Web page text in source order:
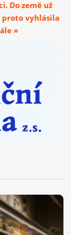
Do země už
proto vyhlásila
»